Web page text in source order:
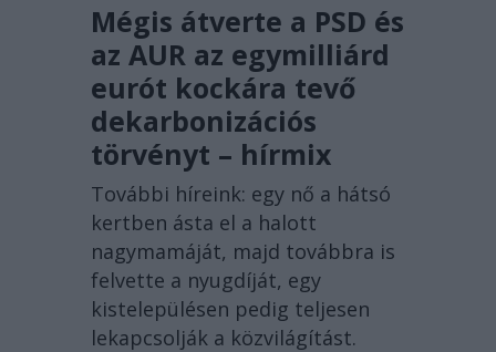
Mégis átverte a PSD és
az AUR az egymilliárd
eurót kockára tevő
dekarbonizációs
törvényt – hírmix
További híreink: egy nő a hátsó
kertben ásta el a halott
nagymamáját, majd továbbra is
felvette a nyugdíját, egy
kistelepülésen pedig teljesen
lekapcsolják a közvilágítást.